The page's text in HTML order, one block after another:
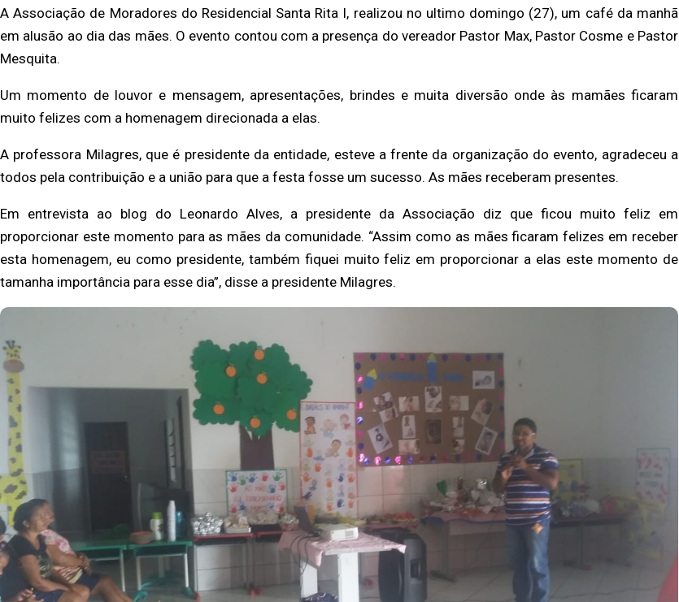
A Associação de Moradores do Residencial Santa Rita I, realizou no ultimo domingo (27), um café da manhã
em alusão ao dia das mães. O evento contou com a presença do vereador Pastor Max, Pastor Cosme e Pastor
Mesquita.
Um momento de louvor e mensagem, apresentações, brindes e muita diversão onde às mamães ficaram
muito felizes com a homenagem direcionada a elas.
A professora Milagres, que é presidente da entidade, esteve a frente da organização do evento, agradeceu a
todos pela contribuição e a união para que a festa fosse um sucesso. As mães receberam presentes.
Em entrevista ao blog do Leonardo Alves, a presidente da Associação diz que ficou muito feliz em
proporcionar este momento para as mães da comunidade. “Assim como as mães ficaram felizes em receber
esta homenagem, eu como presidente, também fiquei muito feliz em proporcionar a elas este momento de
tamanha importância para esse dia”, disse a presidente Milagres.